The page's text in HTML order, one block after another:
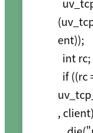
ent));
,